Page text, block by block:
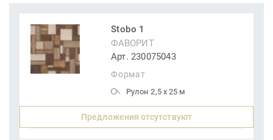
Stobo 1
ФАВОРИТ
Арт. 230075043
Формат
Рулон 2,5 x 25 м
Предложения отсутствуют